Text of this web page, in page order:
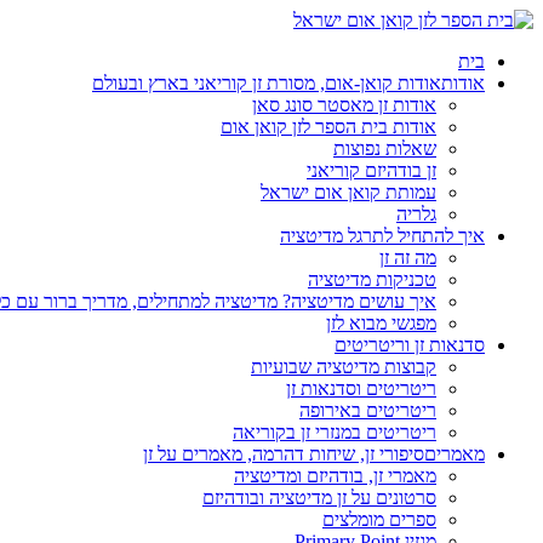
בית
אודותאודות קואן-אום, מסורת זן קוריאני בארץ ובעולם
אודות זן מאסטר סונג סאן
אודות בית הספר לזן קואן אום
שאלות נפוצות
זן בודהיזם קוריאני
עמותת קואן אום ישראל
גלריה
איך להתחיל לתרגל מדיטציה
מה זה זן
טכניקות מדיטציה
איך עושים מדיטציה? מדיטציה למתחילים, מדריך ברור עם
מפגשי מבוא לזן
סדנאות זן וריטריטים
קבוצות מדיטציה שבועיות
ריטריטים וסדנאות זן
ריטריטים באירופה
ריטריטים במנזרי זן בקוריאה
מאמריםסיפורי זן, שיחות דהרמה, מאמרים על זן
מאמרי זן, בודהיזם ומדיטציה
סרטונים על זן מדיטציה ובודהיזם
ספרים מומלצים